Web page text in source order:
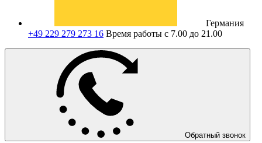
Германия
+49 229 279 273 16 Время работы с 7.00 до 21.00
Обратный звонок